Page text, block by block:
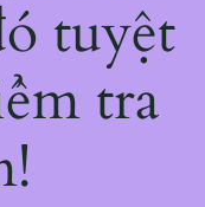
tuyệt
tra